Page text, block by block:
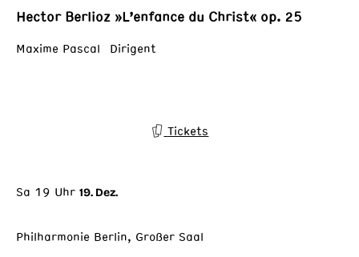
Hector Berlioz »L’enfance du Christ« op. 25
Maxime Pascal Dirigent
Tickets
Sa 19 Uhr 19. Dez.
Philharmonie Berlin, Großer Saal